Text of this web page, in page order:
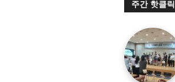
주간 핫클릭